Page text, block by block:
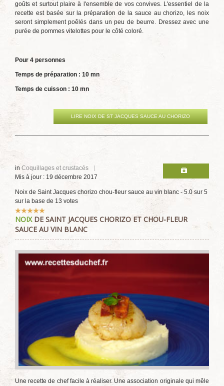
goûts et surtout plaire à l'ensemble de vos convives. L'essentiel de la
recette est basée sur la préparation de la sauce au chorizo, les noix
seront simplement poêlés dans un peu de beurre. Dressez avec une
purée de pommes vitelottes pour le côté coloré.
Pour 4 personnes
Temps de préparation : 10 mn
Temps de cuisson : 10 mn
LIRE NOIX DE ST JACQUES SAUCE AU CHORIZO
in Coquillages et crustacés
Mis à jour : 19 décembre 2017
Noix de Saint Jacques chorizo chou-fleur sauce au vin blanc - 5.0 sur 5
sur la base de 13 votes
Vote
utilisateur: 5/5
NOIXDE SAINT JACQUES CHORIZO ET CHOU-FLEUR
SAUCE AU VIN BLANC
Une recette de chef facile à réaliser. Une association originale qui mêle